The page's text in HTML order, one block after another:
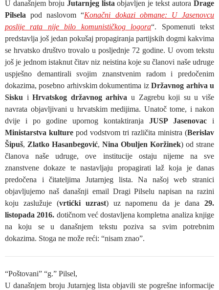
U današnjem broju Jutarnjeg lista objavljen je tekst autoraDrage
Pilsela pod naslovom “Konačni dokazi obmane: U Jasenovcu
poslije rata nije bilo komunističkog logora“. Spomenuti tekst
predstavlja još jedan pokušaj propagiranja partijskih dogmi kakvima
se hrvatsko društvo trovalo u posljednje 72 godine. U ovom tekstu
još je jednom istaknut čitav niz neistina koje su članovi naše udruge
uspješno demantirali svojim znanstvenim radom i predočenim
dokazima, posebno arhivskim dokumentima izDržavnog arhiva u
Sisku iHrvatskog državnog arhiva u Zagrebu koji su u više
navrata objavljivani u hrvatskim medijima. Unatoč tome, i nakon
dvije i po godine upornog kontaktiranja JUSP Jasenovac i
Ministarstva kulture pod vodstvom tri različita ministra (Berislav
Šipuš, Zlatko Hasanbegović, Nina Obuljen Koržinek) od strane
članova naše udruge, ove institucije ostaju nijeme na sve
znanstvene dokaze te nastavljaju propagirati laž koja je danas
predočena i čitateljima Jutarnjeg lista. Na našoj web stranici
objavljujemo naš današnji email Dragi Pilselu napisan na razini
koju zaslužuje (vrtićki uzrast) uz napomenu da je dana29.
listopada 2016. dotičnom već dostavljena kompletna analiza knjige
na koju se u današnjem tekstu poziva sa svim potrebnim
dokazima. Stoga ne može reći: “nisam znao”.
“Poštovani” “g.” Pilsel,
U današnjem broju Jutarnjeg lista objavili ste pogrešne informacije